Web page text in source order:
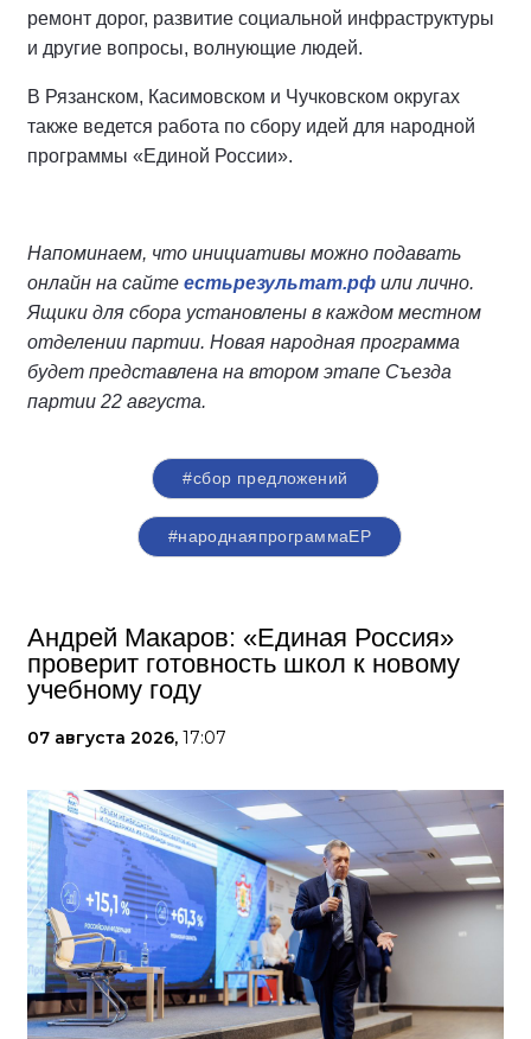
ремонт дорог, развитие социальной инфраструктуры
и другие вопросы, волнующие людей.
В Рязанском, Касимовском и Чучковском округах
также ведется работа по сбору идей для народной
программы «Единой России».
Напоминаем, что инициативы можно подавать
онлайн на сайте естьрезультат.рф или лично.
Ящики для сбора установлены в каждом местном
отделении партии. Новая народная программа
будет представлена на втором этапе Съезда
партии 22 августа.
#сбор предложений
#народнаяпрограммаЕР
Андрей Макаров: «Единая Россия»
проверит готовность школ к новому
учебному году
07 августа 2026, 17:07